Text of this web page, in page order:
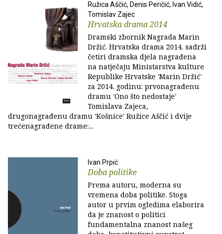
Ružica Aščić, Denis Peričić, Ivan Vidić,
Tomislav Zajec
Hrvatska drama 2014
Dramski zbornik Nagrada Marin
Držić. Hrvatska drama 2014. sadrži
četiri dramska djela nagrađena
na natječaju Ministarstva kulture
Republike Hrvatske 'Marin Držić'
za 2014. godinu: prvonagrađenu
dramu 'Ono što nedostaje'
Tomislava Zajeca,
drugonagrađenu dramu 'Košnice' Ružice Aščić i dvije
trećenagrađene drame:...
Ivan Prpić
Doba politike
Prema autoru, moderna su
vremena doba politike. Stoga
autor u prvim ogledima elaborira
da je znanost o politici
fundamentalna znanost našeg